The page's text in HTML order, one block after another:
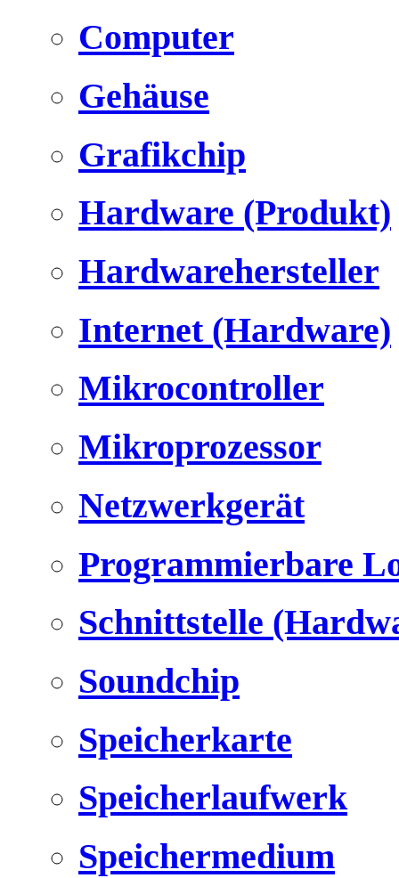
Computer
Gehäuse
Grafikchip
Hardware (Produkt)
Hardwarehersteller
Internet (Hardware)
Mikrocontroller
Mikroprozessor
Netzwerkgerät
Programmierbare
Schnittstelle
Soundchip
Speicherkarte
Speicherlaufwerk
Speichermedium